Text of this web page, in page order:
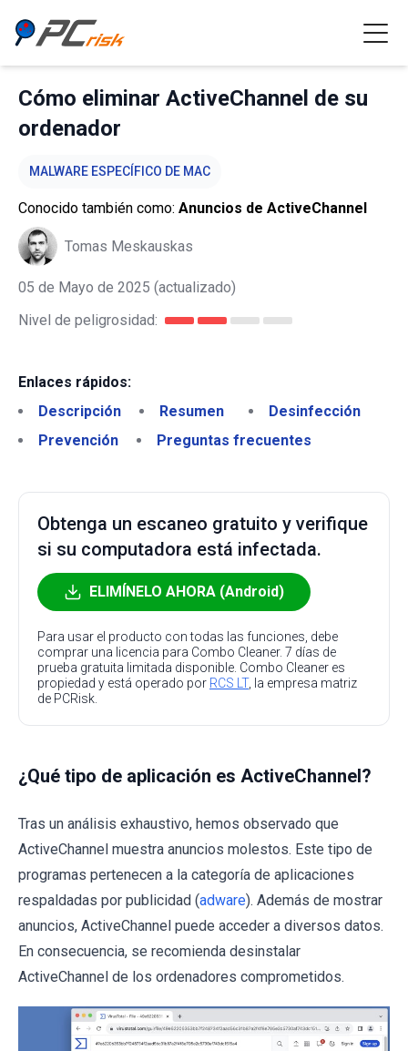
Cómo eliminar ActiveChannel de su
ordenador
MALWARE ESPECÍFICO DE MAC
Conocido también como: Anuncios de ActiveChannel
Tomas Meskauskas
05 de Mayo de 2025 (actualizado)
Nivel de peligrosidad:
Enlaces rápidos:
Descripción
Resumen
Desinfección
Prevención
Preguntas frecuentes
Obtenga un escaneo gratuito y verifique
si su computadora está infectada.
ELIMÍNELO AHORA (Android)
Para usar el producto con todas las funciones, debe
comprar una licencia para Combo Cleaner. 7 días de
prueba gratuita limitada disponible. Combo Cleaner es
propiedad y está operado por RCS LT, la empresa matriz
de PCRisk.
¿Qué tipo de aplicación es ActiveChannel?
Tras un análisis exhaustivo, hemos observado que
ActiveChannel muestra anuncios molestos. Este tipo de
programas pertenecen a la categoría de aplicaciones
respaldadas por publicidad (adware). Además de mostrar
anuncios, ActiveChannel puede acceder a diversos datos.
En consecuencia, se recomienda desinstalar
ActiveChannel de los ordenadores comprometidos.